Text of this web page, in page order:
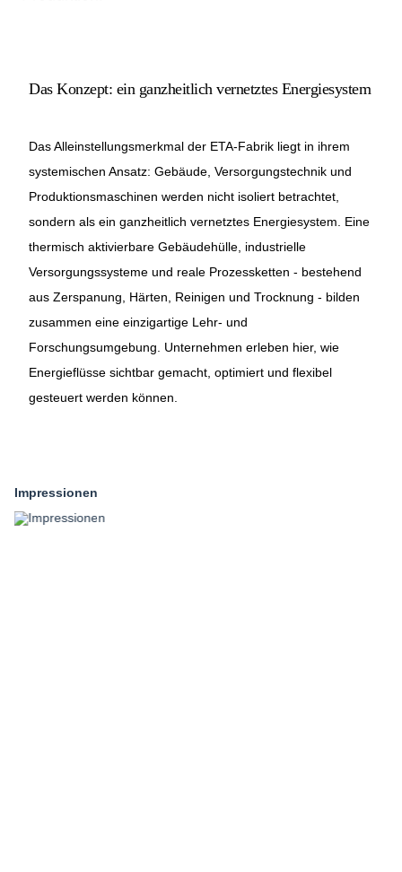
Das Konzept: ein ganzheitlich vernetztes Energiesystem
Das Alleinstellungsmerkmal der ETA-Fabrik liegt in ihrem
systemischen Ansatz: Gebäude, Versorgungstechnik und
Produktionsmaschinen werden nicht isoliert betrachtet,
sondern als ein ganzheitlich vernetztes Energiesystem. Eine
thermisch aktivierbare Gebäudehülle, industrielle
Versorgungssysteme und reale Prozessketten - bestehend
aus Zerspanung, Härten, Reinigen und Trocknung - bilden
zusammen eine einzigartige Lehr- und
Forschungsumgebung. Unternehmen erleben hier, wie
Energieflüsse sichtbar gemacht, optimiert und flexibel
gesteuert werden können.
Impressionen